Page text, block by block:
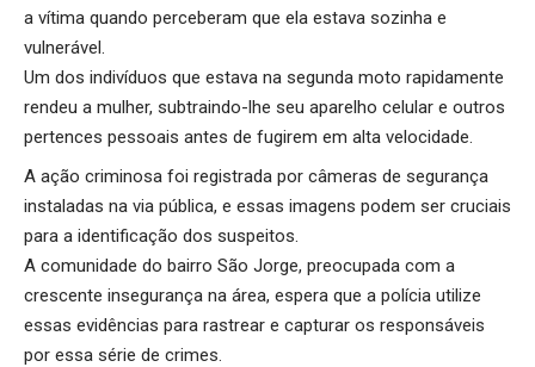
a vítima quando perceberam que ela estava sozinha e
vulnerável.
Um dos indivíduos que estava na segunda moto rapidamente
rendeu a mulher, subtraindo-lhe seu aparelho celular e outros
pertences pessoais antes de fugirem em alta velocidade.
A ação criminosa foi registrada por câmeras de segurança
instaladas na via pública, e essas imagens podem ser cruciais
para a identificação dos suspeitos.
A comunidade do bairro São Jorge, preocupada com a
crescente insegurança na área, espera que a polícia utilize
essas evidências para rastrear e capturar os responsáveis
por essa série de crimes.